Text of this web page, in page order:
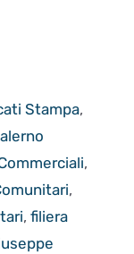
Stampa,
,
,
, filiera